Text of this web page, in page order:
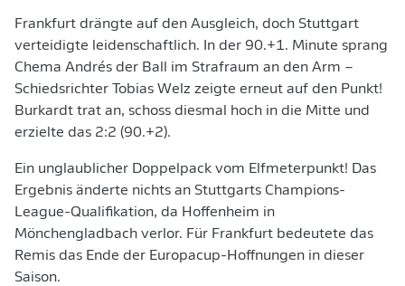
Frankfurt drängte auf den Ausgleich, doch Stuttgart
verteidigte leidenschaftlich. In der 90.+1. Minute sprang
Chema Andrés der Ball im Strafraum an den Arm –
Schiedsrichter Tobias Welz zeigte erneut auf den Punkt!
Burkardt trat an, schoss diesmal hoch in die Mitte und
erzielte das 2:2 (90.+2).
Ein unglaublicher Doppelpack vom Elfmeterpunkt! Das
Ergebnis änderte nichts an Stuttgarts Champions-
League-Qualifikation, da Hoffenheim in
Mönchengladbach verlor. Für Frankfurt bedeutete das
Remis das Ende der Europacup-Hoffnungen in dieser
Saison.